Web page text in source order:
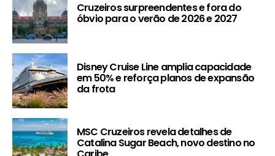
Cruzeiros surpreendentes e fora do
óbvio para o verão de 2026 e 2027
Disney Cruise Line amplia capacidade
em 50% e reforça planos de expansão
da frota
MSC Cruzeiros revela detalhes de
Catalina Sugar Beach, novo destino no